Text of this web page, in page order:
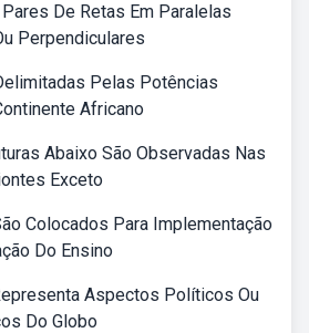
De Retas Em Paralelas
Perpendiculares
Pelas Potências
Africano
Abaixo São Observadas Nas
Exceto
Colocados Para Implementação
Do Ensino
Aspectos Políticos Ou
Do Globo